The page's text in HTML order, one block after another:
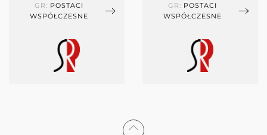
GR: POSTACI
WSPÓŁCZESNE
GR: POSTACI
WSPÓŁCZESNE